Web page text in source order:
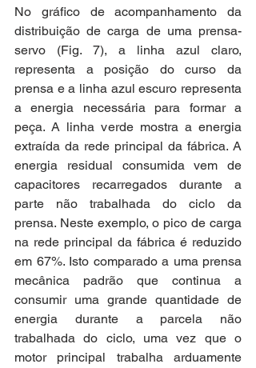
No gráfico de acompanhamento da
distribuição de carga de uma prensa-
servo (Fig. 7), a linha azul claro,
representa a posição do curso da
prensa e a linha azul escuro representa
a energia necessária para formar a
peça. A linha verde mostra a energia
extraída da rede principal da fábrica. A
energia residual consumida vem de
capacitores recarregados durante a
parte não trabalhada do ciclo da
prensa. Neste exemplo, o pico de carga
na rede principal da fábrica é reduzido
em 67%. Isto comparado a uma prensa
mecânica padrão que continua a
consumir uma grande quantidade de
energia durante a parcela não
trabalhada do ciclo, uma vez que o
motor principal trabalha arduamente